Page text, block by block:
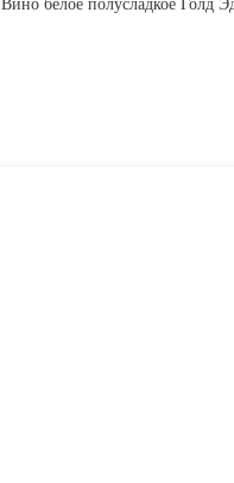
Вино белое полусладкое Голд